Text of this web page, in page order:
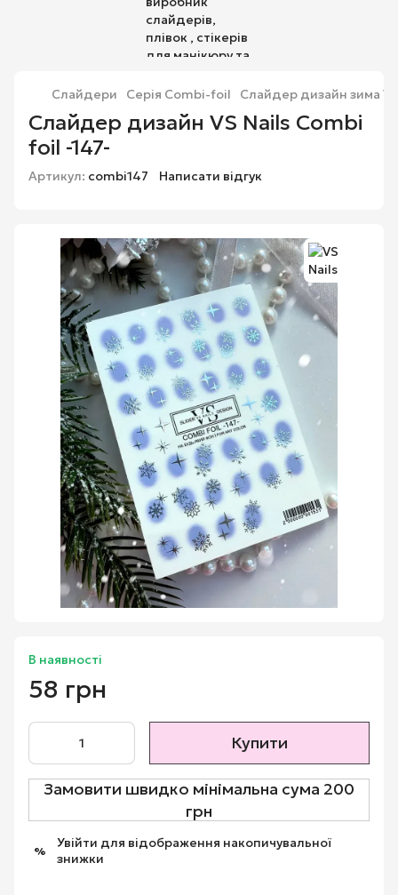
Слайдери Серія Combi-foil Слайдер дизайн зима
Слайдер дизайн VS Nails Combi
foil -147-
Артикул: combi147 Написати відгук
В наявності
58 грн
Купити
Замовити швидко мінімальна сума 200
грн
% Увійти для відображення накопичувальної
знижки